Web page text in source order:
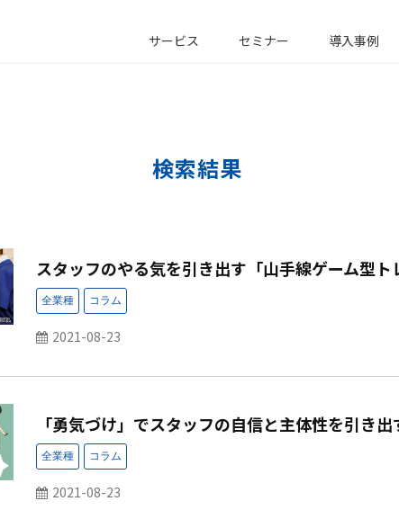
サービス セミナー 導入事例
検索結果
スタッフのやる気を引き出す「山手線ゲーム型ト
2021-08-23
「勇気づけ」でスタッフの自信と主体性を引き出
2021-08-23